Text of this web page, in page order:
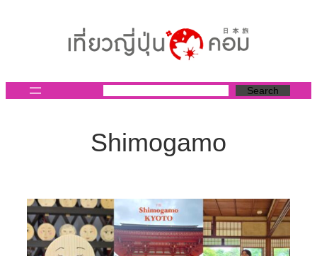
Search
Shimogamo